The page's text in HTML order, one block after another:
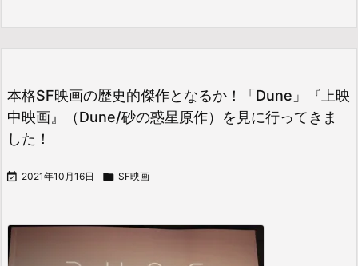
本格SF映画の歴史的傑作となるか！「Dune」『上映
中映画』（Dune/砂の惑星原作）を見に行ってきま
した！
 2021年10月16日  SF映画